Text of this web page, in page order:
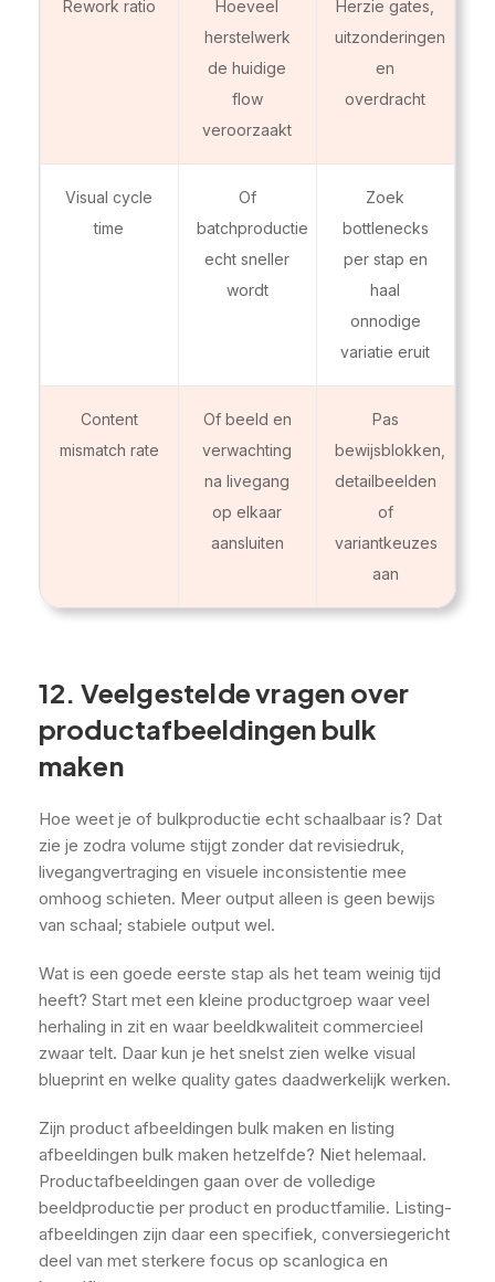
Rework ratio
Hoeveel
herstelwerk
de huidige
flow
veroorzaakt
Herzie gates,
uitzonderingen
en
overdracht
Visual cycle
time
Of
batchproductie
echt sneller
wordt
Zoek
bottlenecks
per stap en
haal
onnodige
variatie eruit
Content
mismatch rate
Of beeld en
verwachting
na livegang
op elkaar
aansluiten
Pas
bewijsblokken,
detailbeelden
of
variantkeuzes
aan
12. Veelgestelde vragen over
productafbeeldingen bulk
maken
Hoe weet je of bulkproductie echt schaalbaar is? Dat
zie je zodra volume stijgt zonder dat revisiedruk,
livegangvertraging en visuele inconsistentie mee
omhoog schieten. Meer output alleen is geen bewijs
van schaal; stabiele output wel.
Wat is een goede eerste stap als het team weinig tijd
heeft? Start met een kleine productgroep waar veel
herhaling in zit en waar beeldkwaliteit commercieel
zwaar telt. Daar kun je het snelst zien welke visual
blueprint en welke quality gates daadwerkelijk werken.
Zijn product afbeeldingen bulk maken en listing
afbeeldingen bulk maken hetzelfde? Niet helemaal.
Productafbeeldingen gaan over de volledige
beeldproductie per product en productfamilie. Listing-
afbeeldingen zijn daar een specifiek, conversiegericht
deel van met sterkere focus op scanlogica en